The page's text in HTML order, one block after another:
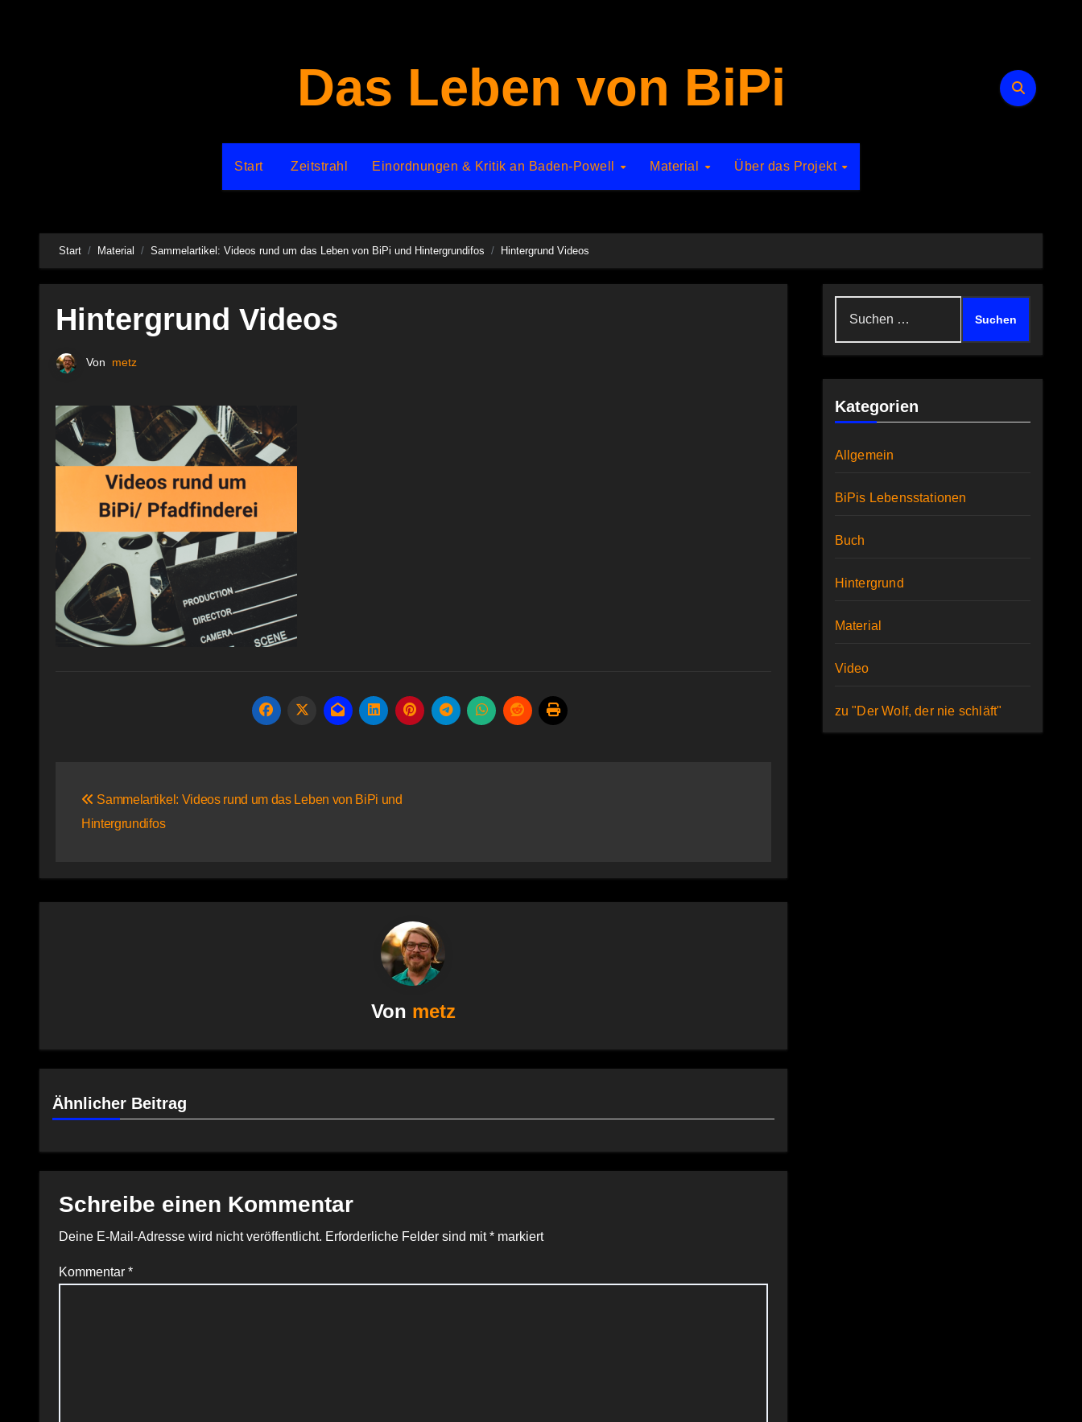
Das Leben von BiPi
Start Zeitstrahl Einordnungen & Kritik an Baden-Powell Material Über das Projekt
Start Material Sammelartikel: Videos rund um das Leben von BiPi und Hintergrundifos Hintergrund Videos
Hintergrund Videos
Von metz
Sammelartikel: Videos rund um das Leben von BiPi und
Hintergrundifos
Von metz
Ähnlicher Beitrag
Schreibe einen Kommentar
Deine E-Mail-Adresse wird nicht veröffentlicht. Erforderliche Felder sind mit* markiert
Kommentar *
Kategorien
Allgemein
BiPis Lebensstationen
Buch
Hintergrund
Material
Video
zu "Der Wolf, der nie schläft"